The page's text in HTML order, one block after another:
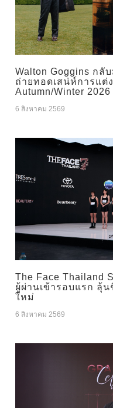
Walton Goggins กลั
ถ่ายทอดเสน่ห์การแ
Autumn/Winter 2026
6 สิงหาคม 2569
The Face Thailand
ผู้ผ่านเข้ารอบแรก ลุ้
ใหม่
6 สิงหาคม 2569